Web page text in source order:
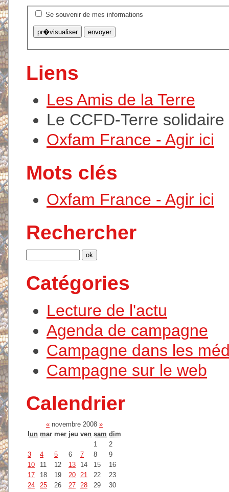
Se souvenir de mes informations
Liens
Les Amis de la Terre
Le CCFD-Terre solidaire
Oxfam France - Agir ici
Mots clés
Oxfam France - Agir ici
Rechercher
Catégories
Lecture de l'actu
Agenda de campagne
Campagne dans les
Campagne sur le web
Calendrier
« novembre 2008 »
lun mar mer jeu ven sam dim
1
2
3
4 5 6 7 8
9
10
11 12 13 14 15
16
17
18 19 20 21 22
23
24
25 26 27 28 29 30